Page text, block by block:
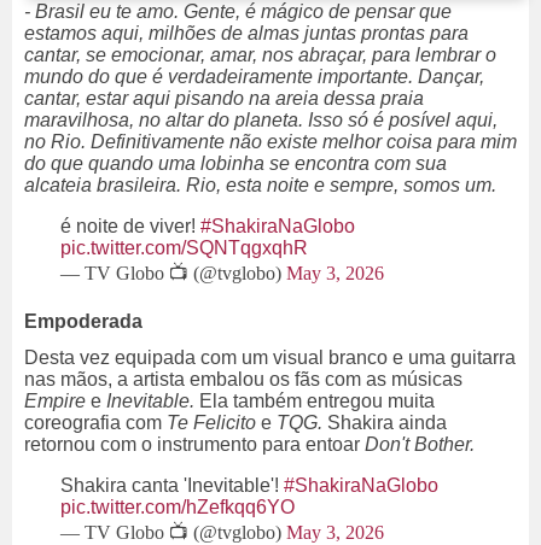
- Brasil eu te amo. Gente, é mágico de pensar que
estamos aqui, milhões de almas juntas prontas para
cantar, se emocionar, amar, nos abraçar, para lembrar o
mundo do que é verdadeiramente importante. Dançar,
cantar, estar aqui pisando na areia dessa praia
maravilhosa, no altar do planeta. Isso só é posível aqui,
no Rio. Definitivamente não existe melhor coisa para mim
do que quando uma lobinha se encontra com sua
alcateia brasileira. Rio, esta noite e sempre, somos um.
é noite de viver! #ShakiraNaGlobo
pic.twitter.com/SQNTqgxqhR
— TV Globo 📺 (@tvglobo) May 3, 2026
Empoderada
Desta vez equipada com um visual branco e uma guitarra
nas mãos, a artista embalou os fãs com as músicas
Empire e Inevitable. Ela também entregou muita
coreografia com Te Felicito e TQG. Shakira ainda
retornou com o instrumento para entoar Don't Bother.
Shakira canta 'Inevitable'! #ShakiraNaGlobo
pic.twitter.com/hZefkqq6YO
— TV Globo 📺 (@tvglobo) May 3, 2026